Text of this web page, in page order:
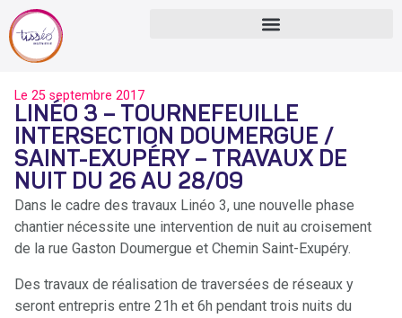
Le 25 septembre 2017
LINÉO 3 – TOURNEFEUILLE
INTERSECTION DOUMERGUE /
SAINT-EXUPÉRY – TRAVAUX DE
NUIT DU 26 AU 28/09
Dans le cadre des travaux Linéo 3, une nouvelle phase
chantier nécessite une intervention de nuit au croisement
de la rue Gaston Doumergue et Chemin Saint-Exupéry.
Des travaux de réalisation de traversées de réseaux y
seront entrepris entre 21h et 6h pendant trois nuits du